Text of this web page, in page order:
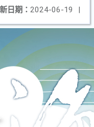
日期： 2024-06-19 |